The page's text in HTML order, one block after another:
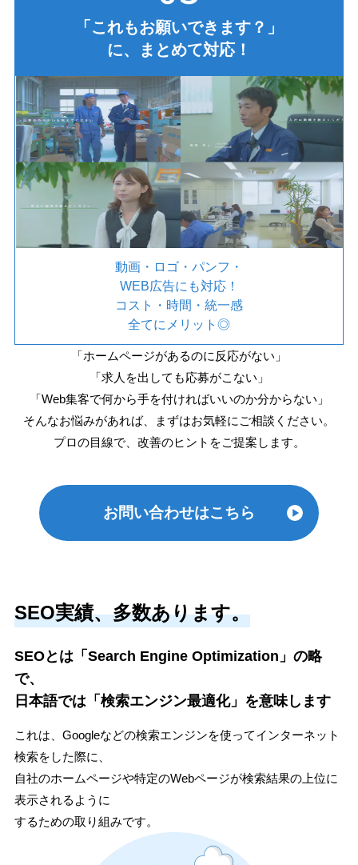
「これもお願いできます？」
に、まとめて対応！
動画・ロゴ・パンフ・
WEB広告にも対応！
コスト・時間・統一感
全てにメリット◎
「ホームページがあるのに反応がない」
「求人を出しても応募がこない」
「Web集客で何から手を付ければいいのか分からない」
そんなお悩みがあれば、まずはお気軽にご相談ください。
プロの目線で、改善のヒントをご提案します。
お問い合わせはこちら
SEO実績、多数あります。
SEOとは「Search Engine Optimization」の略
で、
日本語では「検索エンジン最適化」を意味します
これは、Googleなどの検索エンジンを使ってインターネット
検索をした際に、
自社のホームページや特定のWebページが検索結果の上位に
表示されるように
するための取り組みです。